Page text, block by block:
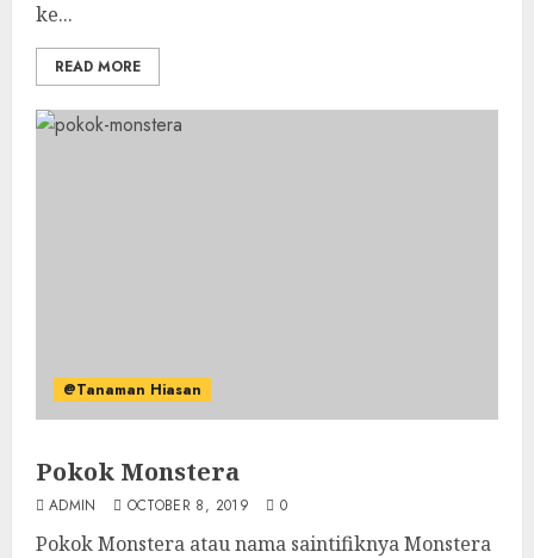
ke...
READ MORE
@Tanaman Hiasan
Pokok Monstera
ADMIN OCTOBER 8, 2019 0
Pokok Monstera atau nama saintifiknya Monstera